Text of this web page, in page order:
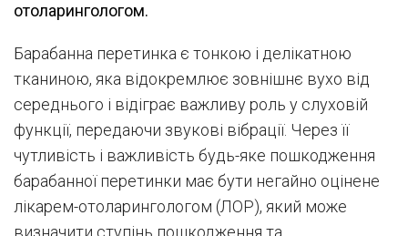
отоларингологом.
Барабанна перетинка є тонкою і делікатною
тканиною, яка відокремлює зовнішнє вухо від
середнього і відіграє важливу роль у слуховій
функції, передаючи звукові вібрації. Через її
чутливість і важливість будь-яке пошкодження
барабанної перетинки має бути негайно оцінене
лікарем-отоларингологом (ЛОР), який може
визначити ступінь пошкодження та